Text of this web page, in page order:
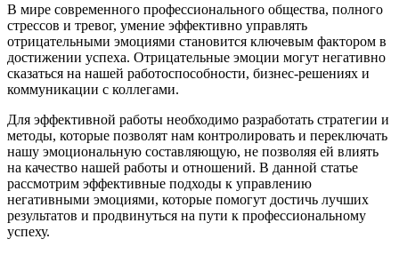
В мире современного профессионального общества, полного
стрессов и тревог, умение эффективно управлять
отрицательными эмоциями становится ключевым фактором в
достижении успеха. Отрицательные эмоции могут негативно
сказаться на нашей работоспособности, бизнес-решениях и
коммуникации с коллегами.
Для эффективной работы необходимо разработать стратегии и
методы, которые позволят нам контролировать и переключать
нашу эмоциональную составляющую, не позволяя ей влиять
на качество нашей работы и отношений. В данной статье
рассмотрим эффективные подходы к управлению
негативными эмоциями, которые помогут достичь лучших
результатов и продвинуться на пути к профессиональному
успеху.